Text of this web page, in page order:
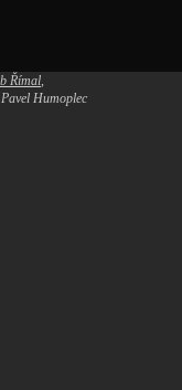
Římal,
Humoplec